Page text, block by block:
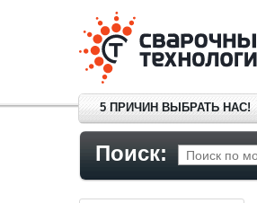
5 ПРИЧИН ВЫБРАТЬ НАС!
Поиск: